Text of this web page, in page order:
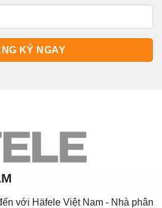
với Häfele Việt Nam - Nhà phân